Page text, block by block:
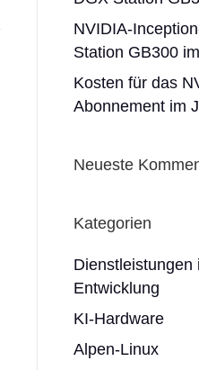
NVIDIA-
Station GB300
Kosten für das
Abonnement im
Neueste
Kategorien
Dienstleistungen
Entwicklung
KI-Hardware
Alpen-Linux